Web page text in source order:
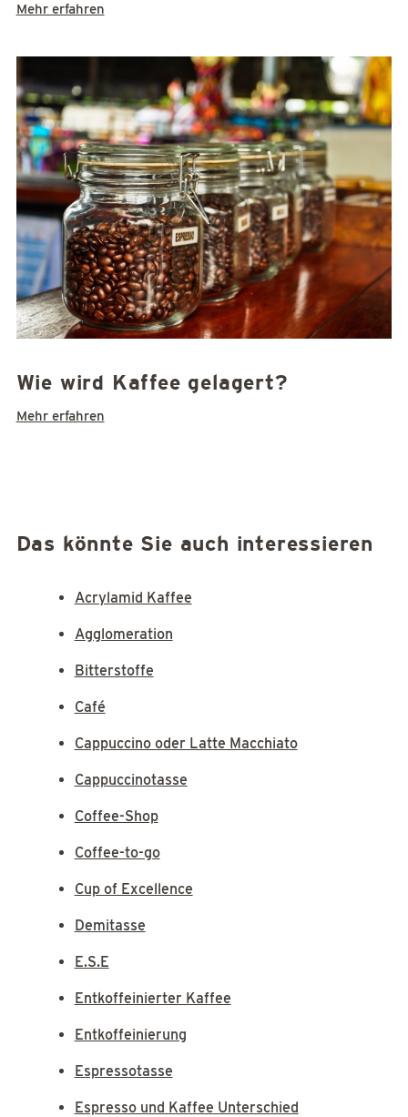
Mehr erfahren
Wie wird Kaffee gelagert?
Mehr erfahren
Das könnte Sie auch interessieren
Acrylamid Kaffee
Agglomeration
Bitterstoffe
Café
Cappuccino oder Latte Macchiato
Cappuccinotasse
Coffee-Shop
Coffee-to-go
Cup of Excellence
Demitasse
E.S.E
Entkoffeinierter Kaffee
Entkoffeinierung
Espressotasse
Espresso und Kaffee Unterschied